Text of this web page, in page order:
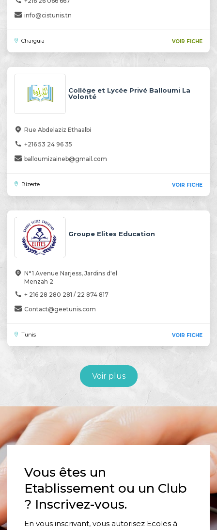
info@cistunis.tn
Charguia VOIR FICHE
Collège et Lycée Privé Balloumi La
Volonté
Rue Abdelaziz Ethaalbi
+216 53 24 96 35
balloumizaineb@gmail.com
Bizerte VOIR FICHE
Groupe Elites Education
N°1 Avenue Narjess, Jardins d'el
Menzah 2
+ 216 28 280 281 / 22 874 817
Contact@geetunis.com
Tunis VOIR FICHE
Voir plus
Vous êtes un
Etablissement ou un Club
? Inscrivez-vous.
En vous inscrivant, vous autorisez Ecoles à